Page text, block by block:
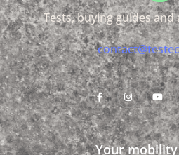
Tests, buying guides
Your mobility